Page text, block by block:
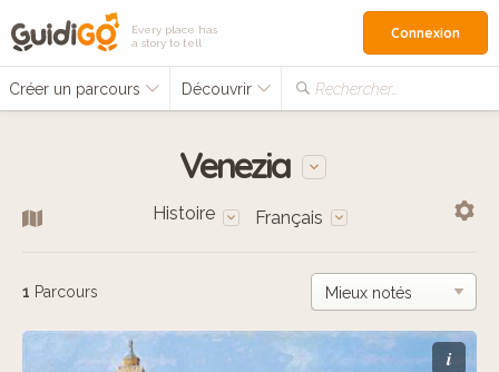
Every place has
a story to tell
Créer un parcours Découvrir Rechercher…
Connexion
Venezia
Histoire Français
1 Parcours
i